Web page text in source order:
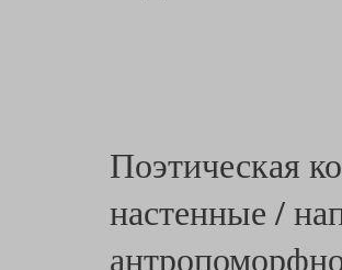
Поэтическая
настенные /